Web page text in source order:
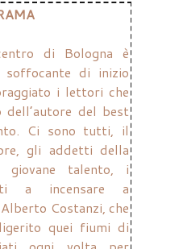
di Bologna è
di inizio
i lettori che
dell’autore del best
Ci sono tutti, il
gli addetti della
talento, i
a incensare a
Costanzi, che
quei fiumi di